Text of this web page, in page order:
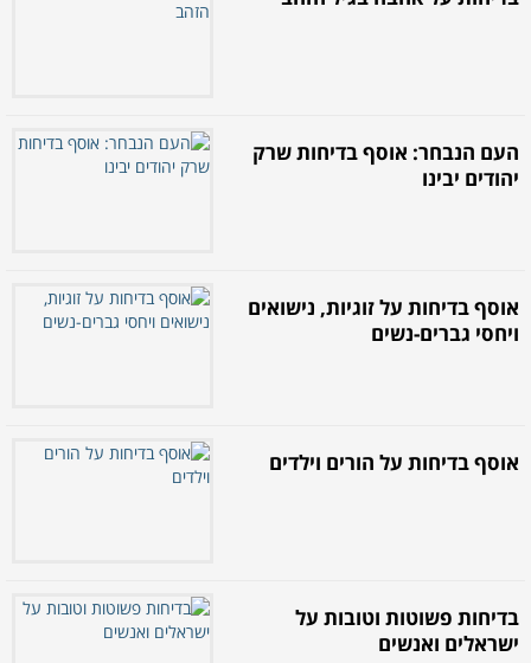
העם הנבחר: אוסף בדיחות שרק
יהודים יבינו
אוסף בדיחות על זוגיות, נישואים
ויחסי גברים-נשים
אוסף בדיחות על הורים וילדים
בדיחות פשוטות וטובות על
ישראלים ואנשים